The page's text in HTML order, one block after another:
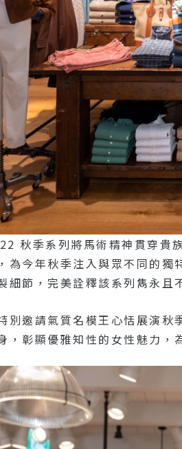
季系列將馬術精神貫穿貴
為今年秋季注入與眾不同的
細節，完美詮釋該系列雋永且
邀請氣質名模王心恬展演秋
，彰顯優雅知性的女性魅力，